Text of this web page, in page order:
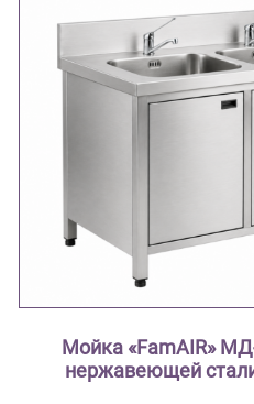
Мойка «FamAIR»
нержавеющей